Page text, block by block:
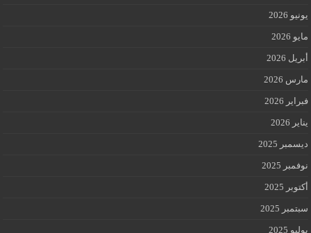
يونيو 2026
مايو 2026
أبريل 2026
مارس 2026
فبراير 2026
يناير 2026
ديسمبر 2025
نوفمبر 2025
أكتوبر 2025
سبتمبر 2025
يوليو 2025